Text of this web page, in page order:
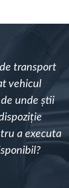
transport
vehicul
unde știi
a executa